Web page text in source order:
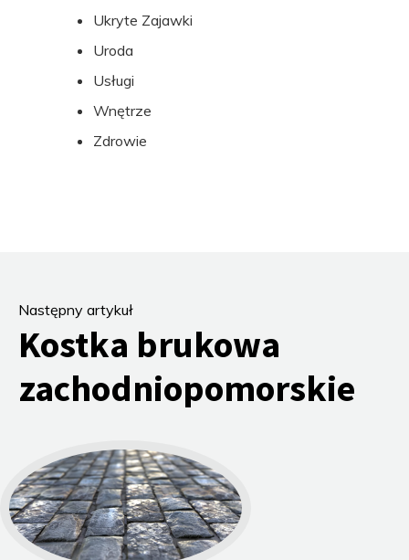
Ukryte Zajawki
Uroda
Usługi
Wnętrze
Zdrowie
Następny artykuł
Kostka brukowa
zachodniopomorskie